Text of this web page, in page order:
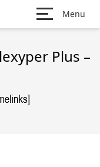
Menu
Plus –